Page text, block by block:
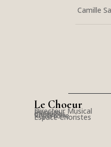
Camille
Le Choeur
Directeur Musical
Pianiste
Choristes
Répertoire
Espace Choristes